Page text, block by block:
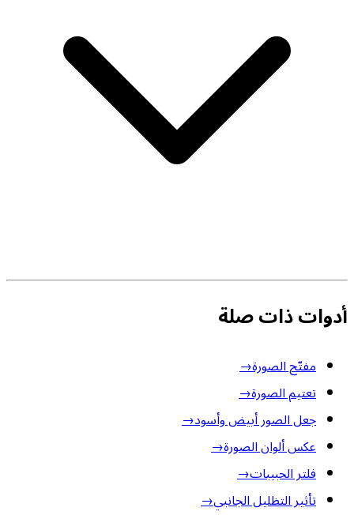
أدوات ذات صلة
مفتّح الصورة→
تعتيم الصورة→
جعل الصور أبيض وأسود→
عكس ألوان الصورة→
فلتر الحبيبات→
تأثير التظليل الجانبي→